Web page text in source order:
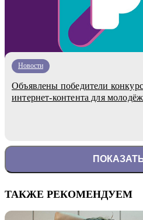
Новости
Объявлены победители
интернет-контента для
ТАКЖЕ РЕКОМЕНДУЕМ